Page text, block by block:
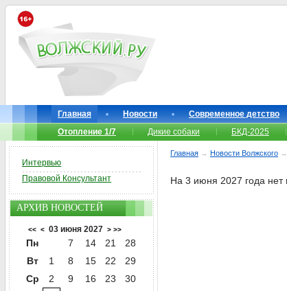
Главная Новости Современное детство
Отопление 1/7
Дикие собаки БКД-2025
Главная → Новости Волжского
На 3 июня 2027 года нет
Интервью
Правовой Консультант
АРХИВ НОВОСТЕЙ
<< < 03 июня 2027 > >>
Пн 7 14 21
28
Вт
1 8 15 22
29
Ср
2 9 16 23
30